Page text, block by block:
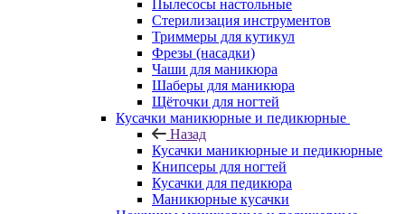
Пылесосы настольные
Стерилизация инструментов
Триммеры для кутикул
Фрезы (насадки)
Чаши для маникюра
Шаберы для маникюра
Щёточки для ногтей
Кусачки маникюрные и педикюрные
Назад
Кусачки маникюрные и педикюрные
Книпсеры для ногтей
Кусачки для педикюра
Маникюрные кусачки